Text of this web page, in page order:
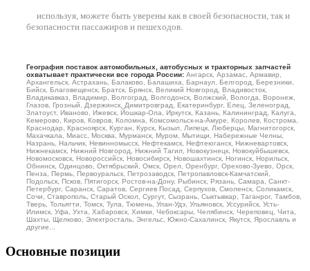
используя, можете быть уверены как в своей безопасности, так и
безопасности пассажиров и пешеходов.
География поставок автомобильных, автобусных и тракторных запчастей
охватывает практически все города России: Ангарск, Арзамас, Армавир,
Архангельск, Астрахань, Балаково, Балашиха, Барнаул, Белгород, Березники,
Бийск, Благовещенск, Братск, Брянск, Великий Новгород, Владивосток,
Владикавказ, Владимир, Волгоград, Волгодонск, Волжский, Вологда, Воронеж,
Глазов, Грозный, Дзержинск, Димитровград, Екатеринбург, Елец, Зеленоград,
Златоуст, Иваново, Ижевск, Йошкар-Ола, Иркутск, Казань, Калининград, Калуга,
Кемерово, Киров, Ковров, Коломна, Комсомольск-на-Амуре, Королев, Кострома,
Краснодар, Красноярск, Курган, Курск, Кызыл, Липецк, Люберцы, Магнитогорск,
Махачкала, Миасс, Москва, Мурманск, Муром, Мытищи, Набережные Челны,
Назрань, Нальчик, Невинномысск, Нефтекамск, Нефтеюганск, Нижневартовск,
Нижнекамск, Нижний Новгород, Нижний Тагил, Новокузнецк, Новокуйбышевск,
Новомосковск, Новороссийск, Новосибирск, Новошахтинск, Ногинск, Норильск,
Обнинск, Одинцово, Октябрьский, Омск, Орел, Оренбург, Орехово-Зуево, Орск,
Пенза, Пермь, Первоуральск, Петрозаводск, Петропавловск-Камчатский,
Подольск, Псков, Пятигорск, Ростов-на-Дону, Рыбинск, Рязань, Самара, Санкт-
Петербург, Саранск, Саратов, Сергиев Посад, Серпухов, Смоленск, Соликамск,
Сочи, Ставрополь, Старый Оскол, Сургут, Сызрань, Сыктывкар, Таганрог, Тамбов,
Тверь, Тольятти, Томск, Тула, Тюмень, Улан-Удэ, Ульяновск, Уссурийск, Усть-
Илимск, Уфа, Ухта, Хабаровск, Химки, Чебоксары, Челябинск, Череповец, Чита,
Шахты, Щелково, Электросталь, Энгельс, Южно-Сахалинск, Якутск, Ярославль и
другие...
Основные позиции